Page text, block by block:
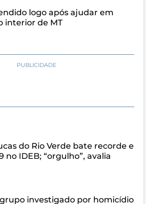
logo após ajudar em
interior de MT
PUBLICIDADE
do Rio Verde bate recorde e
no IDEB; “orgulho”, avalia
investigado por homicídio